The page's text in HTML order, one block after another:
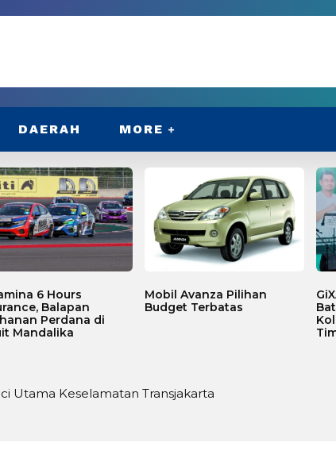
DAERAH MORE
6 Hours
Balapan
Perdana di
Mandalika
Mobil Avanza Pilihan
Budget Terbatas
Keselamatan Transjakarta
Ketahanan Pangan